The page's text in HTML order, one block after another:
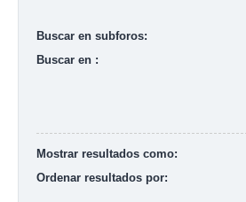
Buscar en subforos:
Buscar en :
Mostrar resultados como:
Ordenar resultados por: